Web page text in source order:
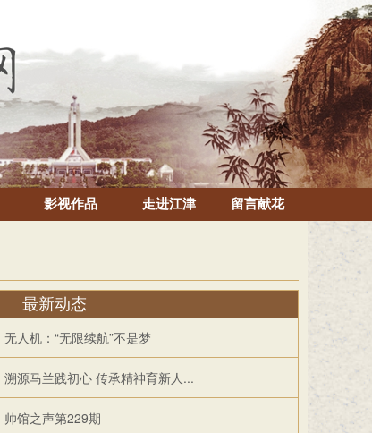
影视作品 走进江津 留言献花
最新动态
无人机：“无限续航”不是梦
溯源马兰践初心 传承精神育新人...
帅馆之声第229期